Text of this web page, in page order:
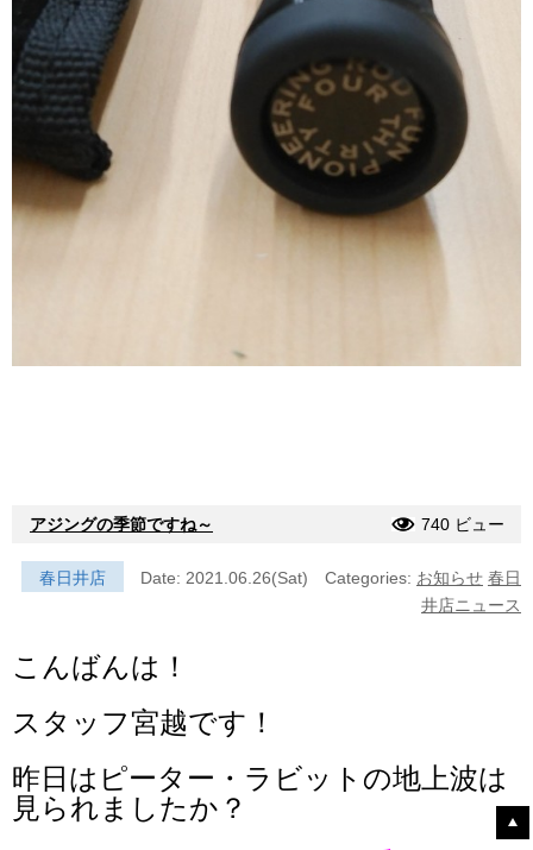
アジングの季節ですね～ 740 ビュー
春日井店 Date: 2021.06.26(Sat) Categories: お知らせ 春日
井店ニュース
こんばんは！
スタッフ宮越です！
昨日はピーター・ラビットの地上波は
見られましたか？